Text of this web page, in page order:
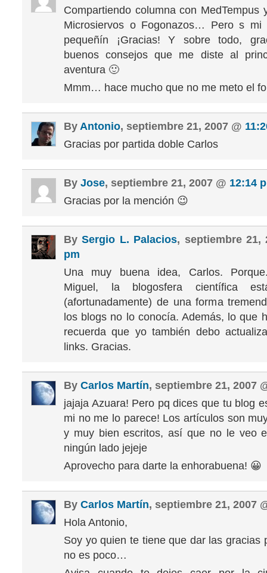
Compartiendo columna con MedTempus
Microsiervos o Fogonazos… Pero s mi
pequeñín ¡Gracias! Y sobre todo,
buenos consejos que me diste al
aventura 🙂
Mmm… hace mucho que no me meto el
By Antonio, septiembre 21, 2007 @
Gracias por partida doble Carlos
By Jose, septiembre 21, 2007 @ 12:14
Gracias por la mención 😉
BySergio L. Palacios, septiembre 21,
pm
Una muy buena idea, Carlos.
Miguel, la blogosfera científica
(afortunadamente) de una forma
los blogs no lo conocía. Además, lo que
recuerda que yo también debo
links. Gracias.
By Carlos Martín, septiembre 21, 2007
jajaja Azuara! Pero pq dices que tu blog
mi no me lo parece! Los artículos son
y muy bien escritos, así que no le veo
ningún lado jejeje
Aprovecho para darte la enhorabuena! 😀
By Carlos Martín, septiembre 21, 2007
Hola Antonio,
Soy yo quien te tiene que dar las gracias
no es poco…